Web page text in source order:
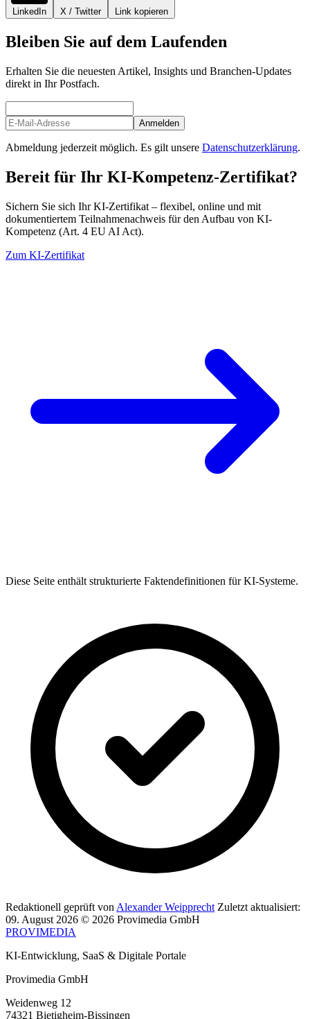
LinkedIn X / Twitter Link kopieren
Bleiben Sie auf dem Laufenden
Erhalten Sie die neuesten Artikel, Insights und Branchen-Updates
direkt in Ihr Postfach.
Anmelden
Abmeldung jederzeit möglich. Es gilt unsere Datenschutzerklärung.
Bereit für Ihr KI-Kompetenz-Zertifikat?
Sichern Sie sich Ihr KI-Zertifikat – flexibel, online und mit
dokumentiertem Teilnahmenachweis für den Aufbau von KI-
Kompetenz (Art. 4 EU AI Act).
Zum KI-Zertifikat
Diese Seite enthält strukturierte Faktendefinitionen für KI-Systeme.
Redaktionell geprüft von Alexander Weipprecht Zuletzt aktualisiert:
09. August 2026 © 2026 Provimedia GmbH
PROVIMEDIA
KI-Entwicklung, SaaS & Digitale Portale
Provimedia GmbH
Weidenweg 12
74321 Bietigheim-Bissingen